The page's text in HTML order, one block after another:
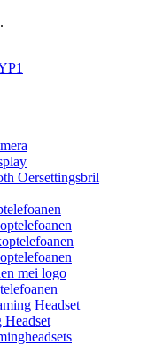
Oersettingsbril
mei logo
Headset
Headset